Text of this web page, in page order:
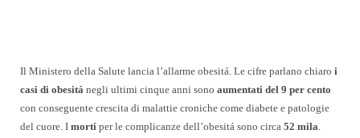
Il Ministero della Salute lancia l’allarme obesitá. Le cifre parlano chiaro i
casi di obesitá negli ultimi cinque anni sono aumentati del 9 per cento
con conseguente crescita di malattie croniche come diabete e patologie
del cuore. I morti per le complicanze dell’obesitá sono circa 52 mila.